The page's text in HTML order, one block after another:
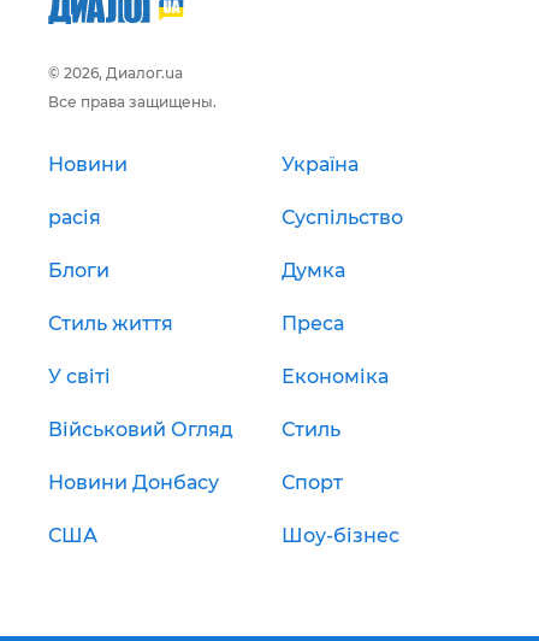
© 2026, Диалог.ua
Все права защищены.
Новини Україна
расія Суспільство
Блоги Думка
Стиль життя Преса
У світі Економіка
Військовий Огляд Стиль
Новини Донбасу Спорт
США Шоу-бізнес